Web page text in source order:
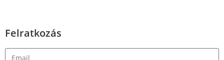
Felratkozás